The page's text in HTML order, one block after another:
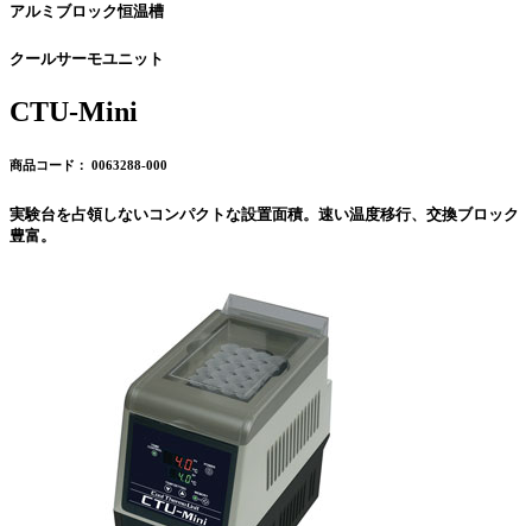
アルミブロック恒温槽
クールサーモユニット
CTU-Mini
商品コード： 0063288-000
実験台を占領しないコンパクトな設置面積。速い温度移行、交換ブロック
豊富。